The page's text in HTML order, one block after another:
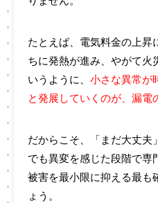
たとえば、電気料金の上昇
ちに発熱が進み、やがて火
いうように、 小さな異常が
と発展していくのが、漏電
だからこそ、「まだ大丈夫
でも異変を感じた段階で専
被害を最小限に抑える最も
ょう。